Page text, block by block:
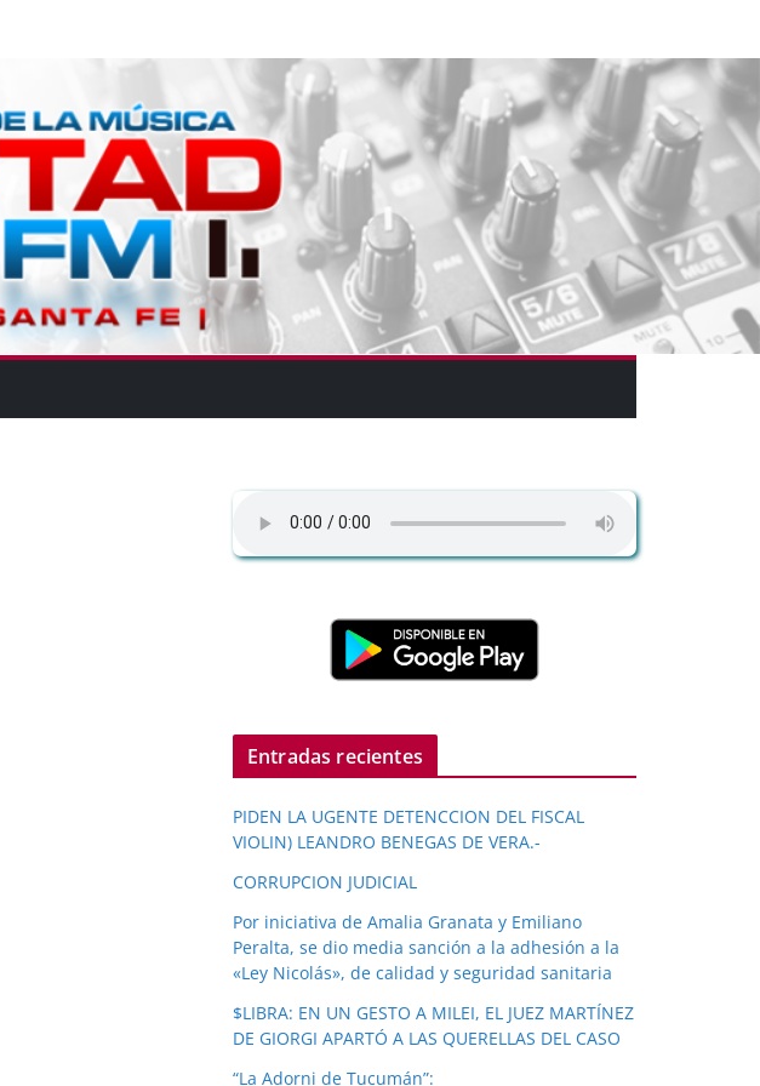
Entradas recientes
PIDEN LA UGENTE DETENCCION DEL FISCAL
VIOLIN) LEANDRO BENEGAS DE VERA.-
CORRUPCION JUDICIAL
Por iniciativa de Amalia Granata y Emiliano
Peralta, se dio media sanción a la adhesión a la
«Ley Nicolás», de calidad y seguridad sanitaria
$LIBRA: EN UN GESTO A MILEI, EL JUEZ MARTÍNEZ
DE GIORGI APARTÓ A LAS QUERELLAS DEL CASO
“La Adorni de Tucumán”: